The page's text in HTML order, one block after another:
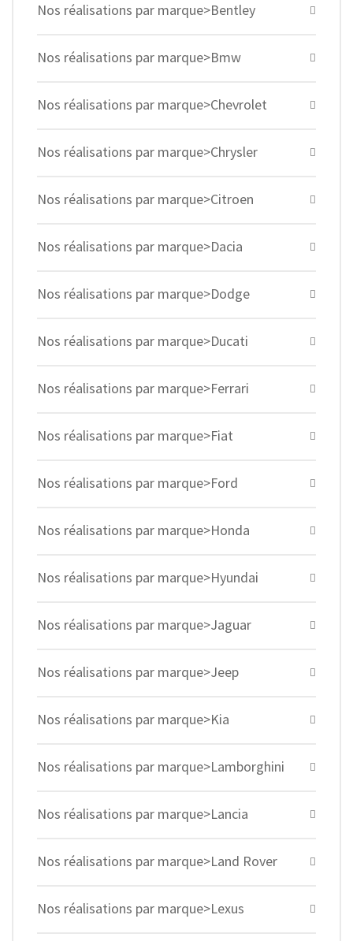
Nos réalisations par marque>Bentley
Nos réalisations par marque>Bmw
Nos réalisations par marque>Chevrolet
Nos réalisations par marque>Chrysler
Nos réalisations par marque>Citroen
Nos réalisations par marque>Dacia
Nos réalisations par marque>Dodge
Nos réalisations par marque>Ducati
Nos réalisations par marque>Ferrari
Nos réalisations par marque>Fiat
Nos réalisations par marque>Ford
Nos réalisations par marque>Honda
Nos réalisations par marque>Hyundai
Nos réalisations par marque>Jaguar
Nos réalisations par marque>Jeep
Nos réalisations par marque>Kia
Nos réalisations par marque>Lamborghini
Nos réalisations par marque>Lancia
Nos réalisations par marque>Land Rover
Nos réalisations par marque>Lexus